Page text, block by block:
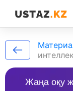
Жаңа оқу